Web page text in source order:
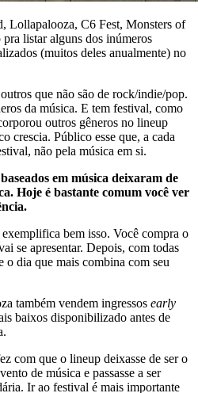
Lollapalooza, C6 Fest, Monsters of
listar alguns dos inúmeros
(muitos deles anualmente) no
que não são de rock/indie/pop.
da música. E tem festival, como
outros gêneros no lineup
crescia. Público esse que, a cada
não pela música em si.
em música deixaram de
Hoje é bastante comum você ver
bem isso. Você compra o
se apresentar. Depois, com todas
o dia que mais combina com seu
também vendem ingressos early
baixos disponibilizado antes de
com que o lineup deixasse de ser o
de música e passasse a ser
Ir ao festival é mais importante